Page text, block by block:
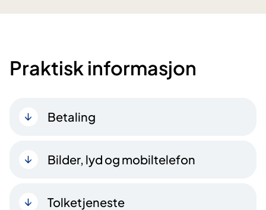
Praktisk informasjon
Betaling
Bilder, lyd og mobiltelefon
Tolketjeneste